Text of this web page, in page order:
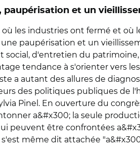
paupérisation et un
où les industries ont fermé et où
paupérisation et un
social, d'entretien du
tendance à s'orienter vers
a autant des allures de
des politiques publiques de
Pinel. En ouverture du
a&#x300; la seule
peuvent être confrontées
même dit attachée